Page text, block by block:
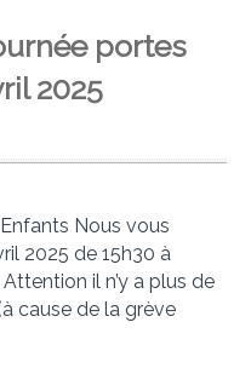
portes
2025
Nous vous
2025 de 15h30 à
il n’y a plus de
cause de la grève